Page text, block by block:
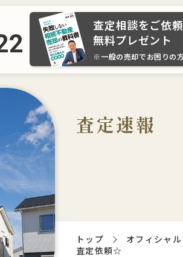
査定相談をご依
無料プレゼント
※一般の売却でお困りの
査定速報
トップ オフィシャ
査定依頼☆